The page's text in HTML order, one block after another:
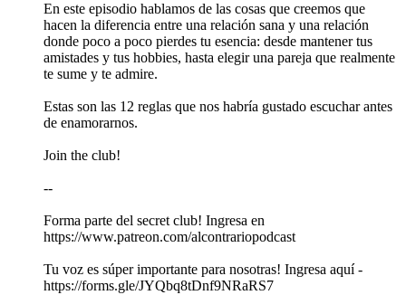
En este episodio hablamos de las cosas que creemos que
hacen la diferencia entre una relación sana y una relación
donde poco a poco pierdes tu esencia: desde mantener tus
amistades y tus hobbies, hasta elegir una pareja que realmente
te sume y te admire.
Estas son las 12 reglas que nos habría gustado escuchar antes
de enamorarnos.
Join the club!
--
Forma parte del secret club! Ingresa en
https://www.patreon.com/alcontrariopodcast
Tu voz es súper importante para nosotras! Ingresa aquí -
https://forms.gle/JYQbq8tDnf9NRaRS7